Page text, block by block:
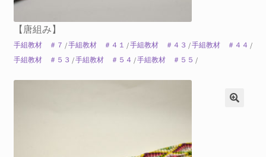
【唐組み】
手組教材 ＃７ /手組教材 ＃４１ /手組教材 ＃４３ /手組教材 ＃４４ /
手組教材 ＃５３ /手組教材 ＃５４ /手組教材 ＃５５ /